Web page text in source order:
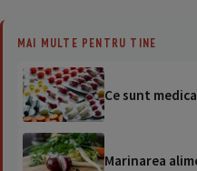
MAI MULTE PENTRU TINE
Ce sunt
Marinarea